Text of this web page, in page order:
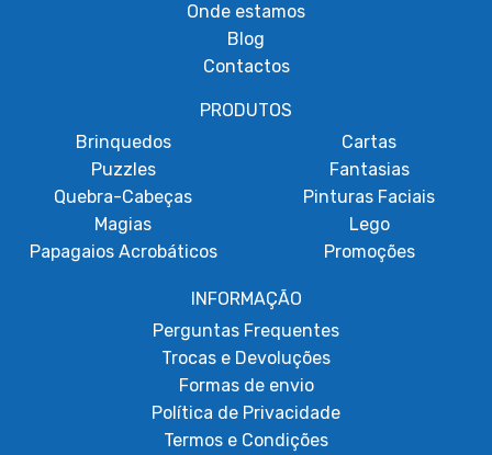
Onde estamos
Blog
Contactos
PRODUTOS
Brinquedos
Puzzles
Quebra-Cabeças
Magias
Papagaios Acrobáticos
Cartas
Fantasias
Pinturas Faciais
Lego
Promoções
INFORMAÇÃO
Perguntas Frequentes
Trocas e Devoluções
Formas de envio
Política de Privacidade
Termos e Condições